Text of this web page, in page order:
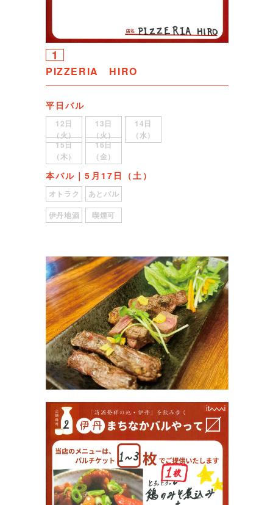
1
PIZZERIA HIRO
平日バル
12日
（火）
13日
（火）
14日
（水）
15日
（木）
16日
（金）
本バル｜5月17日（土）
オトラク
あとバル
伊丹地酒
喫煙可